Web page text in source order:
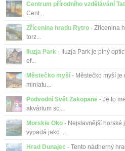
Centrum přírodního vzdělávání
Cent...
Zřícenina hradu Rytro - Zřícenina
torz...
Iluzja Park - Iluzja Park je plný
ef...
Městečko myší - Městečko myší
miniatu...
Podvodní Svět Zakopane - Je to
akvárium sc...
Morskie Oko - Nejslavnější horské
vypadá jako ...
Hrad Dunajec - Tento nádherný